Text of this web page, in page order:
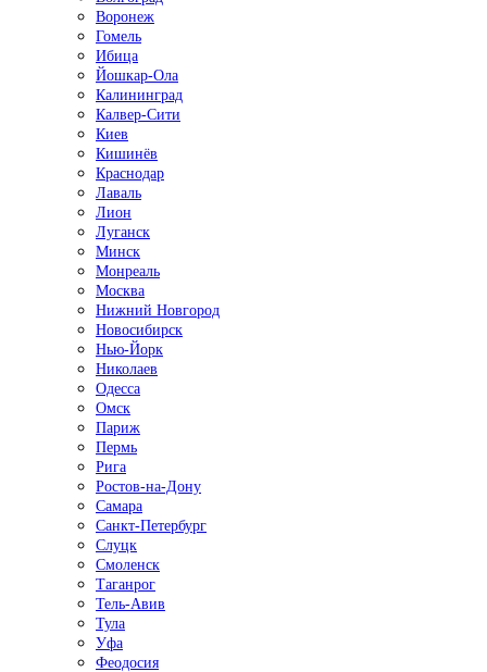
Воронеж
Гомель
Ибица
Йошкар-Ола
Калининград
Калвер-Сити
Киев
Кишинёв
Краснодар
Лаваль
Лион
Луганск
Минск
Монреаль
Москва
Нижний Новгород
Новосибирск
Нью-Йорк
Николаев
Одесса
Омск
Париж
Пермь
Рига
Ростов-на-Дону
Самара
Санкт-Петербург
Слуцк
Смоленск
Таганрог
Тель-Авив
Тула
Уфа
Феодосия